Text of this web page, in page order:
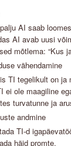
AI saab
AI avab uusi
mõtlema: “Kus
vähendamine
TI tegelikult on ja
ei ole maagiline
turvatunne ja
andmine
TI-d
häid promte.